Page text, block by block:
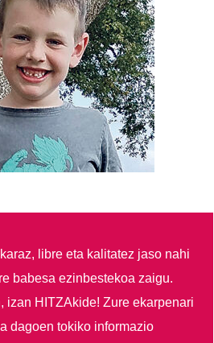
libre eta kalitatez jaso nahi
babesa ezinbestekoa zaigu.
izan HITZAkide!Zure ekarpenari
dagoen tokiko informazio